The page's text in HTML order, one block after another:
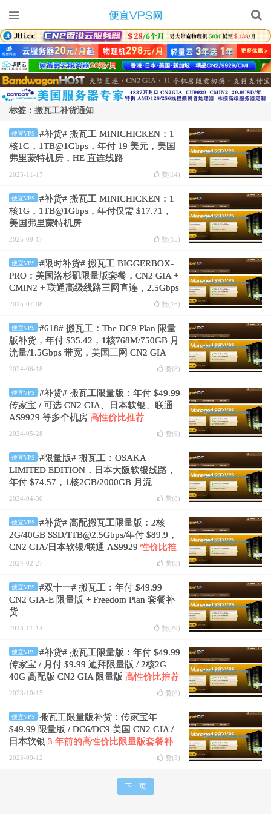
标签：搬瓦工补货通知
便宜VPS
#补货# 搬瓦工 MINICHICKEN：1
核1G，1TB@1Gbps，年付 19 美元，美国
弗里蒙特机房，HE 直连线路
2025-11-17 赞(14)
便宜VPS
#补货# 搬瓦工 MINICHICKEN：1
核1G，1TB@1Gbps，年付仅需 $17.71，
美国弗里蒙特机房
2025-09-17 赞(15)
便宜VPS
#限时补货# 搬瓦工 BIGGERBOX-
PRO：美国洛杉矶限量版套餐，CN2 GIA +
CMIN2 + 联通高级线路三网直连，2.5Gbps
带宽，年付 $36.36
2025-07-08 赞(16)
便宜VPS
#618# 搬瓦工：The DC9 Plan 限量
版补货，年付 $35.42，1核768M/750GB 月
流量/1.5Gbps 带宽，美国三网 CN2 GIA
2024-06-18 赞(8)
便宜VPS
#补货# 搬瓦工限量版：年付 $49.99
传家宝 / 可选 CN2 GIA、日本软银、联通
AS9929 等多个机房 高性价比推荐
2024-05-28 赞(6)
便宜VPS
#限量版# 搬瓦工：OSAKA
LIMITED EDITION，日本大阪软银线路，
年付 $74.57，1核2GB/2000GB 月流
量/2.5Gbps 带宽
2024-04-30 赞(8)
便宜VPS
#补货# 高配搬瓦工限量版：2核
2G/40GB SSD/1TB@2.5Gbps/年付 $89.9，
CN2 GIA/日本软银/联通 AS9929性价比推
荐
2024-02-27 赞(8)
便宜VPS
#双十一# 搬瓦工：年付 $49.99
CN2 GIA-E 限量版 + Freedom Plan 套餐补
货
2023-11-14 赞(29)
便宜VPS
#补货# 搬瓦工限量版：年付 $49.99
传家宝 / 月付 $9.99 迪拜限量版 / 2核2G
40G 高配版 CN2 GIA 限量版 高性价比推荐
2023-10-15 赞(6)
便宜VPS
搬瓦工限量版补货：传家宝年
$49.99 限量版 / DC6/DC9 美国 CN2 GIA /
日本软银 3 年前的高性价比限量版套餐补
货
2023-09-12 赞(5)
下一页